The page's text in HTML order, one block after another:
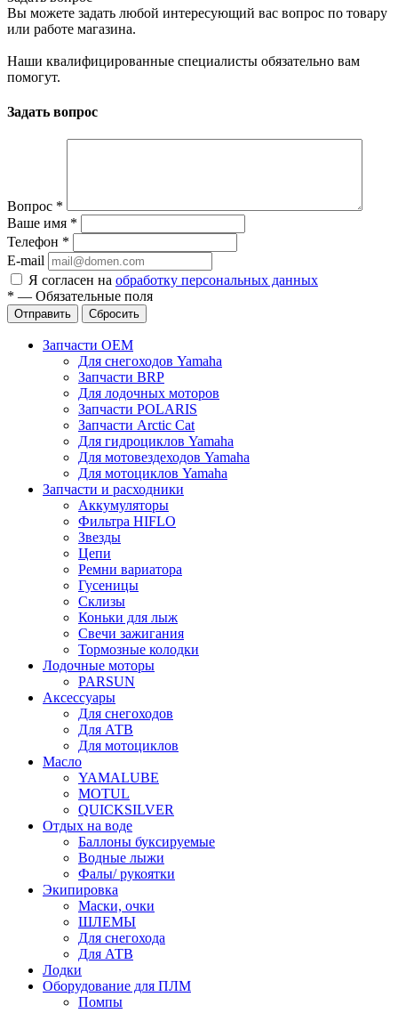
Вы можете задать любой интересующий вас вопрос по товару
или работе магазина.
Наши квалифицированные специалисты обязательно вам
помогут.
Задать вопрос
Вопрос *
Ваше имя *
Телефон *
E-mail
Я согласен на обработку персональных данных
* — Обязательные поля
Отправить Сбросить
Запчасти OEM
Для снегоходов Yamaha
Запчасти BRP
Для лодочных моторов
Запчасти POLARIS
Запчасти Arctic Cat
Для гидроциклов Yamaha
Для мотовездеходов Yamaha
Для мотоциклов Yamaha
Запчасти и расходники
Аккумуляторы
Фильтра HIFLO
Звезды
Цепи
Ремни вариатора
Гусеницы
Склизы
Коньки для лыж
Свечи зажигания
Тормозные колодки
Лодочные моторы
PARSUN
Аксессуары
Для снегоходов
Для АТВ
Для мотоциклов
Масло
YAMALUBE
MOTUL
QUICKSILVER
Отдых на воде
Баллоны буксируемые
Водные лыжи
Фалы/ рукоятки
Экипировка
Маски, очки
ШЛЕМЫ
Для снегохода
Для АТВ
Лодки
Оборудование для ПЛМ
Помпы